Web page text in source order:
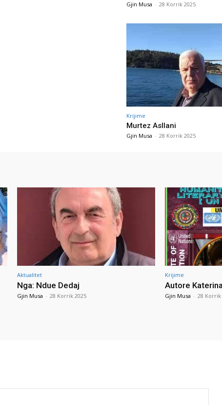
Gjin Musa - 28 Korrik 2025
Krijime
Murtez Asllani
Gjin Musa - 28 Korrik 2025
Aktualitet
Nga: Ndue Dedaj
Gjin Musa - 28 Korrik 2025
Krijime
Autore
Gjin Musa - 28 Korrik